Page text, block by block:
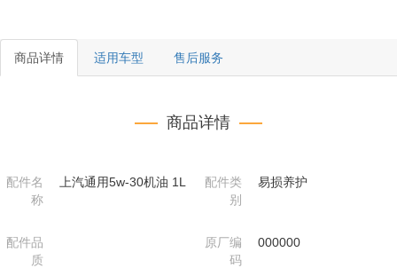
商品详情 适用车型 售后服务
商品详情
配件名
称
上汽通用5w-30机油 1L
配件类
别
易损养护
配件品
质
原厂编
码
000000